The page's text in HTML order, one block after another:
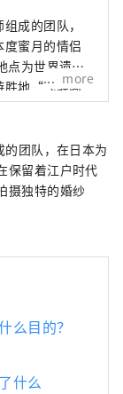
成的团队，
度蜜月的情侣
胜地“飞驒高
服。您还可以
。
more
团队，在日本为
保留着江户时代
独特的婚纱
么目的？
什么